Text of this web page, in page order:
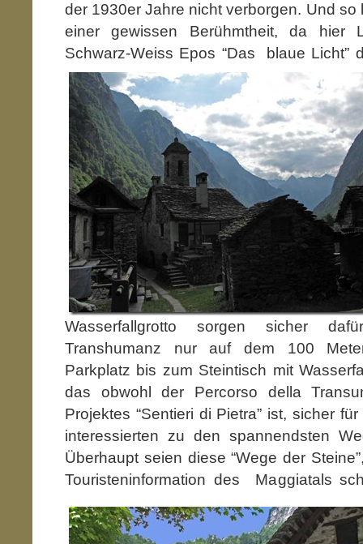
der 1930er Jahre nicht verborgen. Und so
einer gewissen Berühmtheit, da hier
Schwarz-Weiss Epos “Das blaue Licht”
Wasserfallgrotto sorgen sicher
Transhumanz nur auf dem 100
Parkplatz bis zum Steintisch mit
das obwohl der Percorso della
Projektes “Sentieri di Pietra” ist, sicher
interessierten zu den spannendsten
Überhaupt seien diese “Wege der
Touristeninformation des Maggiatals